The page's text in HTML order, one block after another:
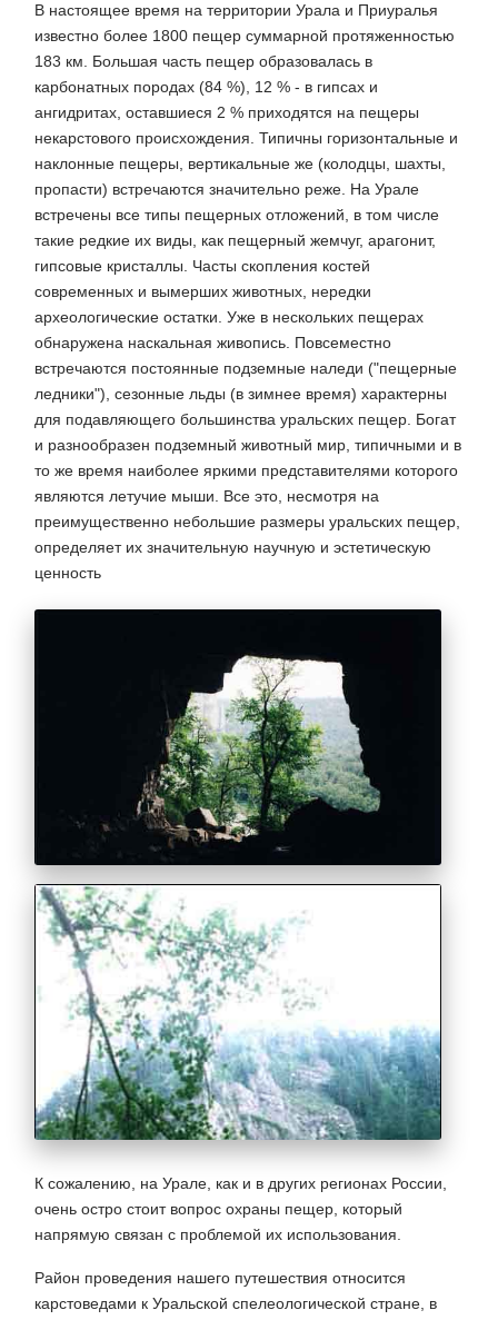
В настоящее время на территории Урала и Приуралья
известно более 1800 пещер суммарной протяженностью
183 км. Большая часть пещер образовалась в
карбонатных породах (84 %), 12 % - в гипсах и
ангидритах, оставшиеся 2 % приходятся на пещеры
некарстового происхождения. Типичны го­ризонтальные и
наклонные пещеры, вертикальные же (колодцы, шахты,
пропасти) встречаются значительно реже. На Урале
встречены все типы пещерных отложений, в том числе
такие редкие их виды, как пещерный жемчуг, арагонит,
гипсовые кристаллы. Часты скопления костей
современных и вымерших животных, нередки
археологические остатки. Уже в нескольких пещерах
обнаружена наскальная живопись. Повсеместно
встречаются постоянные подземные наледи ("пещерные
ледники"), сезонные льды (в зимнее время) характерны
для подавляющего большинства уральских пещер. Богат
и разнообразен подземный животный мир, типичными и в
то же время наиболее яркими представителями которого
являются летучие мыши. Все это, несмотря на
преимущественно небольшие размеры уральских пещер,
определяет их значительную научную и эстетическую
ценность
К сожалению, на Урале, как и в других регионах России,
очень остро стоит вопрос охраны пещер, который
напрямую связан с проблемой их использования.
Район проведения нашего путешествия относится
карстоведами к Уральской спелеологической стране, в